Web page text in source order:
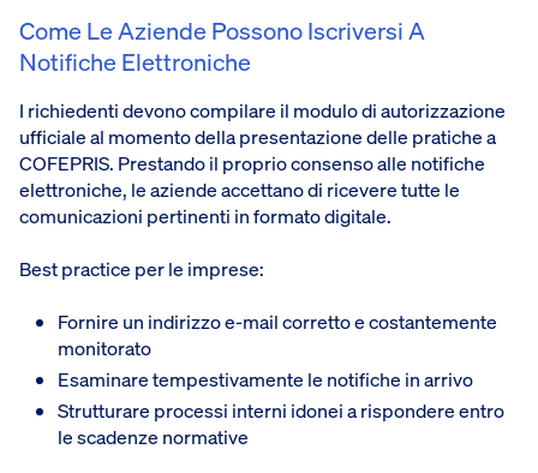
Come Le Aziende Possono Iscriversi A
Notifiche Elettroniche
I richiedenti devono compilare il modulo di autorizzazione
ufficiale al momento della presentazione delle pratiche a
COFEPRIS. Prestando il proprio consenso alle notifiche
elettroniche, le aziende accettano di ricevere tutte le
comunicazioni pertinenti in formato digitale.
Best practice per le imprese:
Fornire un indirizzo e-mail corretto e costantemente
monitorato
Esaminare tempestivamente le notifiche in arrivo
Strutturare processi interni idonei a rispondere entro
le scadenze normative